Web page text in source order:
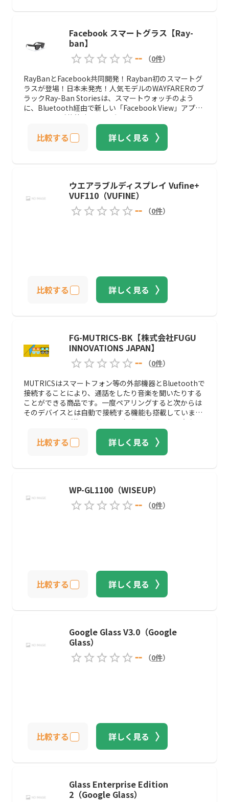
す。
Facebook スマートグラス【Ray-
ban】
--
（0件）
RayBanとFacebook共同開発！Rayban初のスマートグ
ラスが登場！日本未発売！人気モデルのWAYFARERのブ
ラックRay-Ban Storiesは、スマートウォッチのよう
に、Bluetooth経由で新しい「Facebook View」アプリ
とペアリング装着時には、デフォルトでスマートフォン
のBluetoothオーディオとして認識右のつるがタッチイ
ンターフェースになっているタップ、ダブルタップ、ト
リプルタップで通話の開始と終了、曲の再生と一時停
が上下カメラボタンがあり、タップで動画撮影が始ま
と、小さなチャイム音が鳴る「Hey Facebook」と言う
と、耳のそばでチッというようなかすかな音が鳴って、
音声を聞く状態になったことを知らせる「Hey
Facebook」コマンドで実行できる機能は、写真と動画
比較する 詳しく見る
ウエアラブルディスプレイ Vufine+
VUF110（VUFINE）
--
（0件）
比較する 詳しく見る
FG-MUTRICS-BK【株式会社FUGU
INNOVATIONS JAPAN】
--
（0件）
MUTRICSはスマートフォン等の外部機器とBluetoothで
接続することにより、通話をしたり音楽を聞いたりする
ことができる商品です。一度ペアリングすると次からは
そのデバイスとは自動で接続する機能も搭載していま
す。ペアリング後はモバイルを操作しなくても、音楽の
再生したり電話に応じたりすることができます。防水機
能もあるので外に行く時にも普段使いができる製品で
比較する 詳しく見る
WP-GL1100（WISEUP）
--
（0件）
比較する 詳しく見る
Google Glass V3.0（Google
Glass）
--
（0件）
比較する 詳しく見る
Glass Enterprise Edition
2（Google Glass）